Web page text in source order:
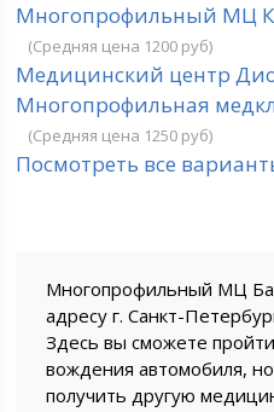
Многопрофильный МЦ
(Средняя цена 1200 руб)
Медицинский центр
Многопрофильная
(Средняя цена 1250 руб)
Посмотреть все
Многопрофильный МЦ
адресу г. Санкт-
Здесь вы сможете
вождения автомобиля,
получить другую